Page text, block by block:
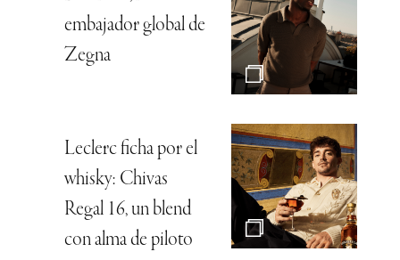
embajador global de
Zegna
Leclerc ficha por el
whisky: Chivas
Regal 16, un blend
con alma de piloto